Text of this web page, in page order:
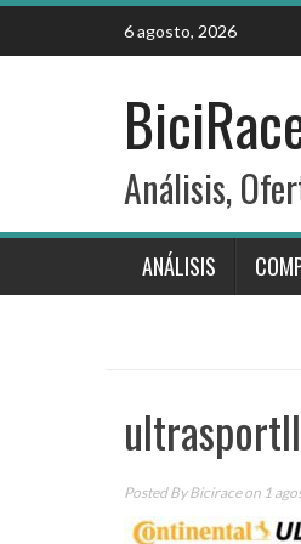
Skip
content
6 agosto, 2026
Análisis,
ANÁLISIS
Posted ByBiciraceon 1